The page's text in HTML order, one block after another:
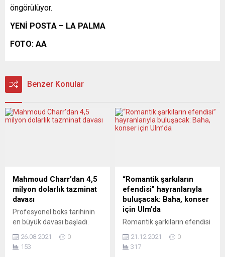
öngörülüyor.
YENİ POSTA – LA PALMA
FOTO: AA
Benzer Konular
Mahmoud Charr’dan 4,5
milyon dolarlık tazminat
davası
Profesyonel boks tarihinin
en büyük davası başladı.
Mike Tyson ve diğer
efsanelerin intikamını
26.08.2021
0
153
“Romantik şarkıların
efendisi” hayranlarıyla
buluşacak: Baha, konser
için Ulm’da
Romantik şarkıların efendisi
günü Almanya’ya geliyor.
Ünlü sanatçı Ulm kentinin
21.12.2021
0
317